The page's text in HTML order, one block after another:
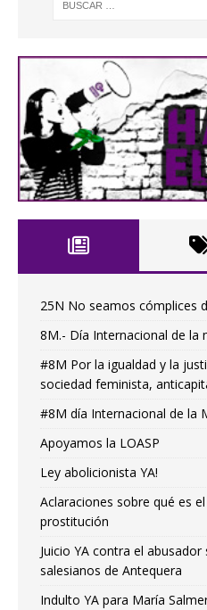
25N No seamos cómplices
8M.- Día Internacional de la
#8M Por la igualdad y la
sociedad feminista,
#8M día Internacional de la
Apoyamos la LOASP
Ley abolicionista YA!
Aclaraciones sobre qué es
prostitución
Juicio YA contra el
salesianos de Antequera
Indulto YA para María